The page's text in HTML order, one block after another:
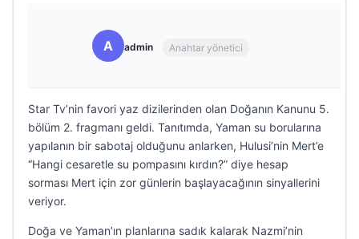
A admin Anahtar yönetici
Star Tv’nin favori yaz dizilerinden olan Doğanın Kanunu 5.
bölüm 2. fragmanı geldi. Tanıtımda, Yaman su borularına
yapılanın bir sabotaj olduğunu anlarken, Hulusi’nin Mert’e
“Hangi cesaretle su pompasını kırdın?” diye hesap
sorması Mert için zor günlerin başlayacağının sinyallerini
veriyor.
Doğa ve Yaman’ın planlarına sadık kalarak Nazmi’nin